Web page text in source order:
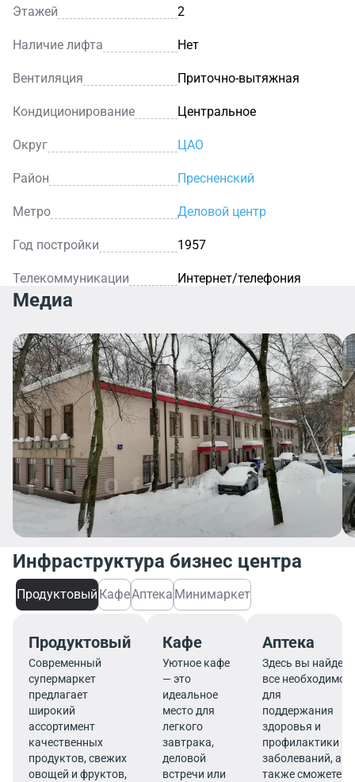
Этажей 2
Наличие лифта Нет
Вентиляция Приточно-вытяжная
Кондиционирование Центральное
Округ ЦАО
Район Пресненский
Метро Деловой центр
Год постройки 1957
Телекоммуникации Интернет/телефония
Медиа
Инфраструктура бизнес центра
Продуктовый КафеАптека Минимаркет
Продуктовый
Современный
супермаркет
предлагает
широкий
ассортимент
качественных
продуктов, свежих
овощей и фруктов,
Кафе
Уютное кафе
— это
идеальное
место для
легкого
завтрака,
деловой
встречи или
Аптека
Здесь вы найдете
все необходимое
для
поддержания
здоровья и
профилактики
заболеваний, а
также сможете